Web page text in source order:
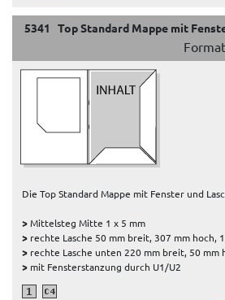
5341 Top Standard Mappe mit
Die Top Standard Mappe mit Fenster und
>Mittelsteg Mitte 1 x 5 mm
> rechte Lasche 50 mm breit, 307 mm hoch,
> rechte Lasche unten 220 mm breit, 50 mm
> mit Fensterstanzung durch U1/U2